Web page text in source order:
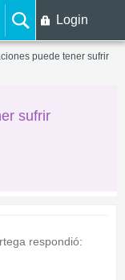
Login
puede tener sufrir
sufrir
respondió: